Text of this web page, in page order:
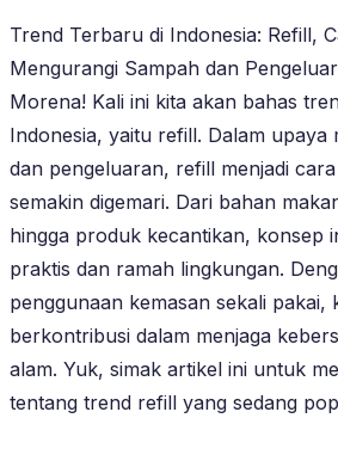
Trend Terbaru di Indonesia: Refill,
Mengurangi Sampah dan
Morena! Kali ini kita akan bahas
Indonesia, yaitu refill. Dalam upaya
dan pengeluaran, refill menjadi
semakin digemari. Dari bahan
hingga produk kecantikan, konsep
praktis dan ramah lingkungan.
penggunaan kemasan sekali pakai,
berkontribusi dalam menjaga
alam. Yuk, simak artikel ini untuk
tentang trend refill yang sedang